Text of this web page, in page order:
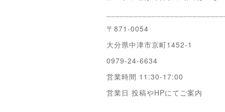
〒871-0054
大分県中津市京町1452-1
0979-24-6634
営業時間 11:30-17:00
営業日 投稿やHPにてご案内